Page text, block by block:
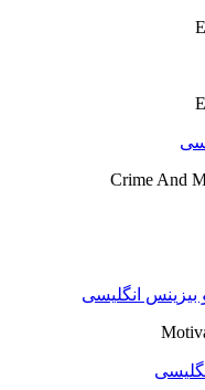
Crime And
انگلیسی